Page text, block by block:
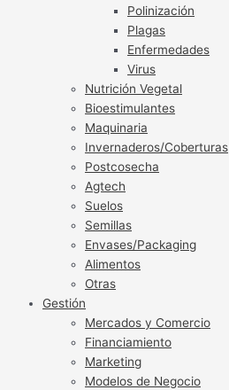
Polinización
Plagas
Enfermedades
Virus
Nutrición Vegetal
Bioestimulantes
Maquinaria
Invernaderos/Coberturas
Postcosecha
Agtech
Suelos
Semillas
Envases/Packaging
Alimentos
Otras
Gestión
Mercados y Comercio
Financiamiento
Marketing
Modelos de Negocio